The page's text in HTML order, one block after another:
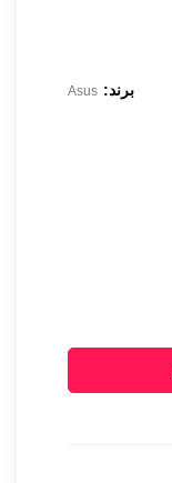
برند: Asus